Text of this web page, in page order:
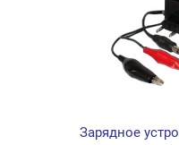
Зарядное